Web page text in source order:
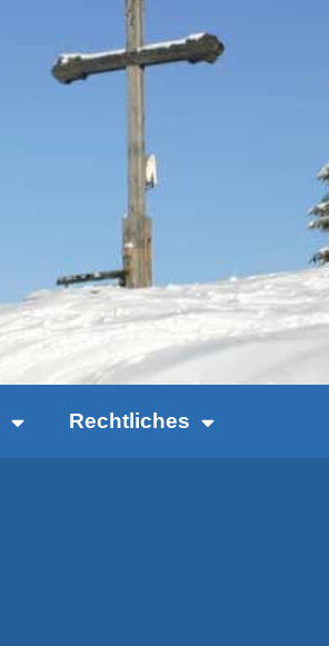
Rechtliches